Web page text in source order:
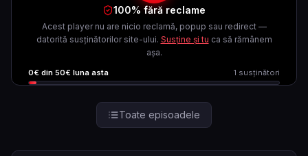
100% fără reclame
Acest player nu are nicio reclamă, popup sau redirect —
datorită susținătorilor site-ului. Susține și tu ca să rămânem
așa.
0€ din 50€ luna asta 1 susținători
Toate episoadele